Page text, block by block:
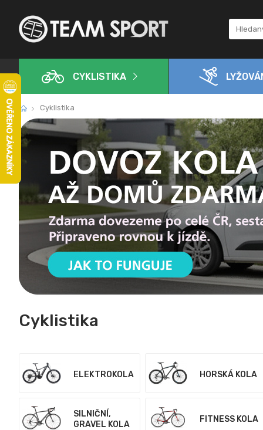
CYKLISTIKA
Cyklistika
Cyklistika
ELEKTROKOLA HORSKÁ KOLA
SILNIČNÍ,
GRAVEL KOLA
FITNESS KOLA